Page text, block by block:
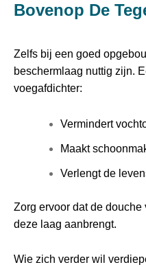
Bovenop De
Zelfs bij een goed
beschermlaag nuttig zijn.
voegafdichter:
Vermindert
Maakt
Verlengt de
Zorg ervoor dat de
deze laag aanbrengt.
Wie zich verder wil